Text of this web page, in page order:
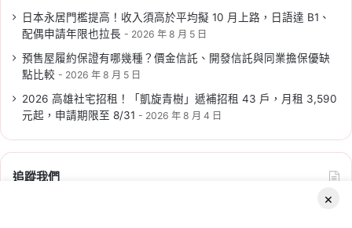
Tag:新北,新北市 ,新北市建案,新北市社會住宅,
社宅,社會住宅,社會住宅抽籤 ,社會住宅申請
2026-06-05
日本永居門檻提高！收入須高於平均擬 10 月上路，日語達 B1、
配偶申請年限也拉長
2026 年 8 月 5 日
預售屋履約保證有哪幾種？價金信託、開發信託與同業擔保優缺
點比較
2026 年 8 月 5 日
2026 高雄社宅招租！「凱旋青樹」遞補招租 43 戶，月租 3,590
元起，申請期限至 8/31
2026 年 8 月 4 日
追蹤我們
×